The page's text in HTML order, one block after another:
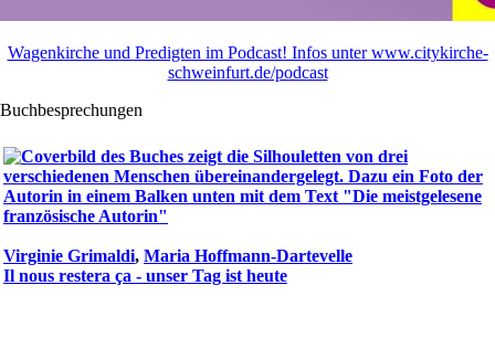
Wagenkirche und Predigten im Podcast! Infos unter www.citykirche-
schweinfurt.de/podcast
Buchbesprechungen
Virginie Grimaldi, Maria Hoffmann-Dartevelle
Il nous restera ça - unser Tag ist heute